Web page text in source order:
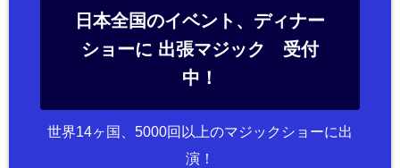
日本全国のイベント、ディナー
ショーに 出張マジック 受付
中！
世界14ヶ国、5000回以上のマジックショーに出
演！